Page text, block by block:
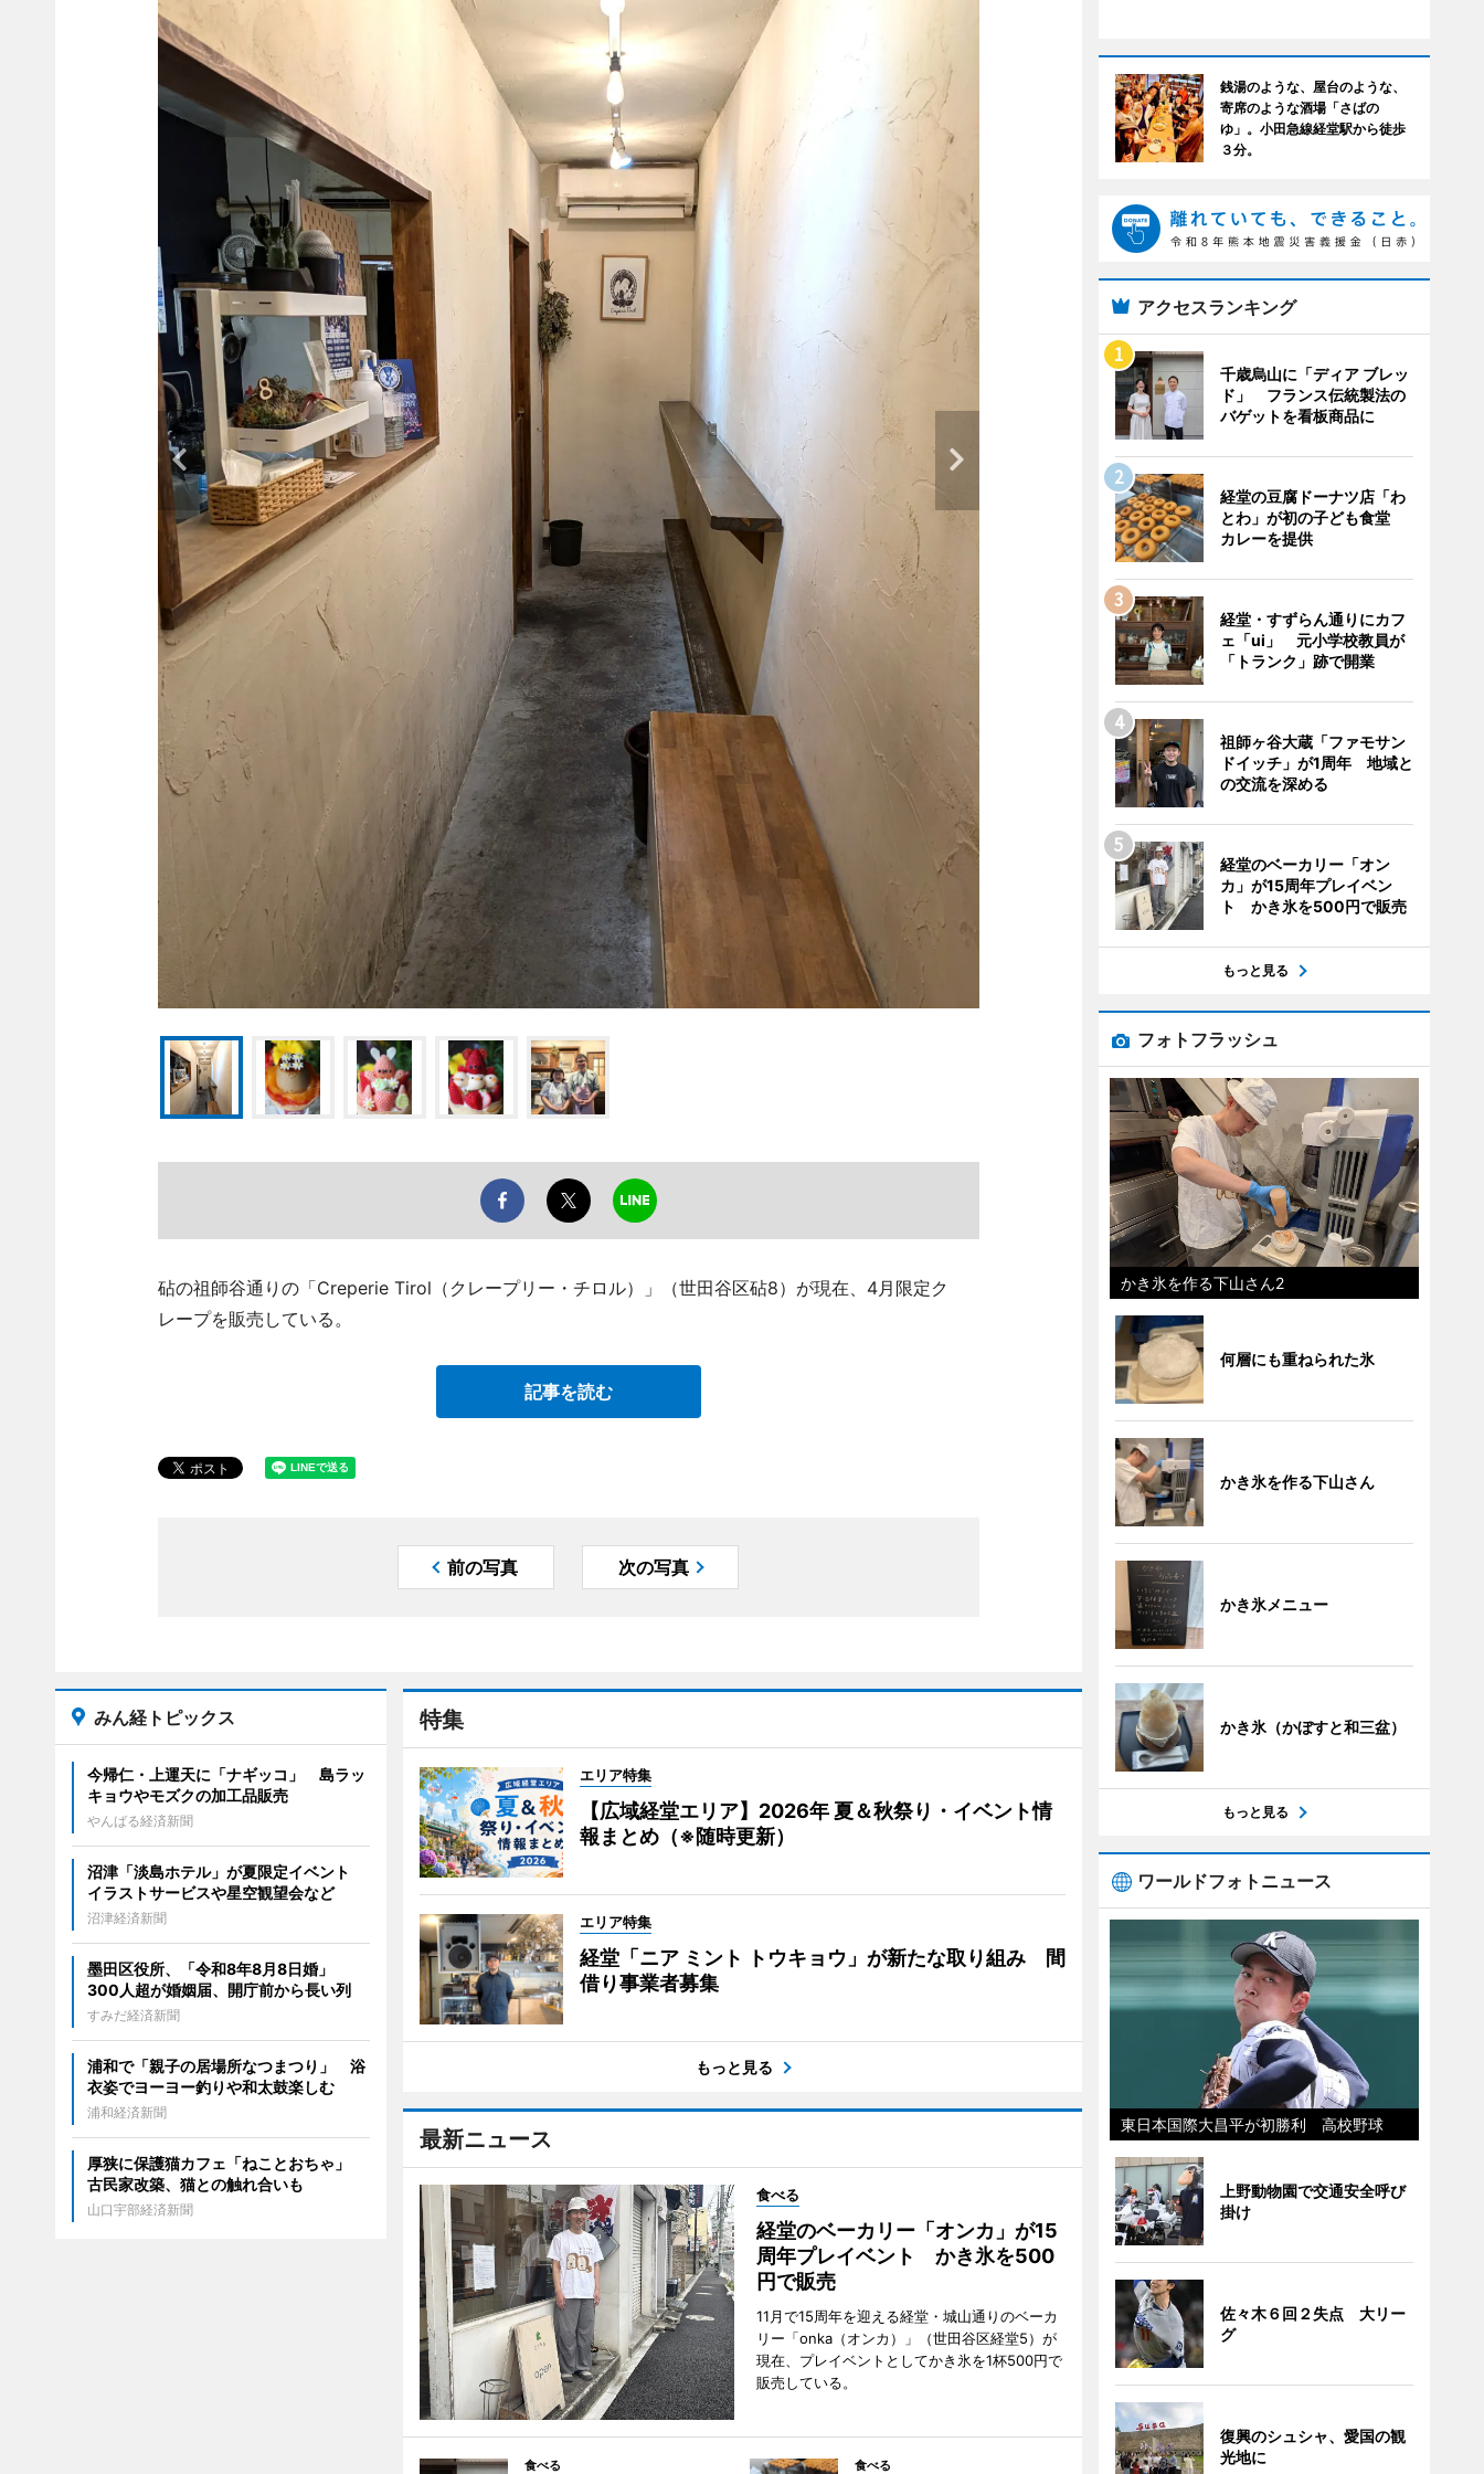
砧の祖師谷通りの「Creperie Tirol（クレープリー・チロル）」（世田谷区砧8）が現在、4月限定ク
レープを販売している。
記事を読む
前の写真 次の写真
特集
エリア特集
【広域経堂エリア】2026年 夏＆秋祭り・イベント情
報まとめ（※随時更新）
エリア特集
経堂「ニア ミント トウキョウ」が新たな取り組み 間
借り事業者募集
もっと見る
最新ニュース
食べる
経堂のベーカリー「オンカ」が15
周年プレイベント かき氷を500
円で販売
11月で15周年を迎える経堂・城山通りのベーカ
リー「onka（オンカ）」（世田谷区経堂5）が
現在、プレイベントとしてかき氷を1杯500円で
販売している。
食べる 食べる
みん経トピックス
今帰仁・上運天に「ナギッコ」 島ラッ
キョウやモズクの加工品販売
やんばる経済新聞
沼津「淡島ホテル」が夏限定イベント
イラストサービスや星空観望会など
沼津経済新聞
墨田区役所、「令和8年8月8日婚」
300人超が婚姻届、開庁前から長い列
すみだ経済新聞
浦和で「親子の居場所なつまつり」 浴
衣姿でヨーヨー釣りや和太鼓楽しむ
浦和経済新聞
厚狭に保護猫カフェ「ねことおちゃ」
古民家改築、猫との触れ合いも
山口宇部経済新聞
銭湯のような、屋台のような、
寄席のような酒場「さばの
ゆ」。小田急線経堂駅から徒歩
３分。
アクセスランキング
千歳烏山に「ディア ブレッ
ド」 フランス伝統製法の
バゲットを看板商品に
経堂の豆腐ドーナツ店「わ
とわ」が初の子ども食堂
カレーを提供
経堂・すずらん通りにカフ
ェ「ui」 元小学校教員が
「トランク」跡で開業
祖師ヶ谷大蔵「ファモサン
ドイッチ」が1周年 地域と
の交流を深める
経堂のベーカリー「オン
カ」が15周年プレイベン
ト かき氷を500円で販売
もっと見る
フォトフラッシュ
かき氷を作る下山さん2
何層にも重ねられた氷
かき氷を作る下山さん
かき氷メニュー
かき氷（かぼすと和三盆）
もっと見る
ワールドフォトニュース
東日本国際大昌平が初勝利 高校野球
上野動物園で交通安全呼び
掛け
佐々木６回２失点 大リー
グ
復興のシュシャ、愛国の観
光地に